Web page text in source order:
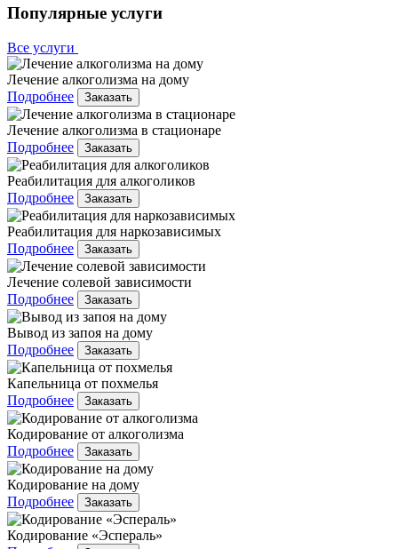
Популярные услуги
Все услуги
Лечение алкоголизма на дому
Подробнее
Заказать
Лечение алкоголизма в стационаре
Подробнее
Заказать
Реабилитация для алкоголиков
Подробнее
Заказать
Реабилитация для наркозависимых
Подробнее
Заказать
Лечение солевой зависимости
Подробнее
Заказать
Вывод из запоя на дому
Подробнее
Заказать
Капельница от похмелья
Подробнее
Заказать
Кодирование от алкоголизма
Подробнее
Заказать
Кодирование на дому
Подробнее
Заказать
Кодирование «Эспераль»